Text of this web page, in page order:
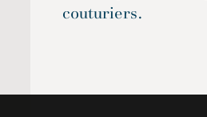
couturiers.